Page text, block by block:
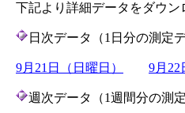
下記より詳細データをダウン
日次データ（1日分の測定
9月21日（日曜日） 9月22
週次データ（1週間分の測